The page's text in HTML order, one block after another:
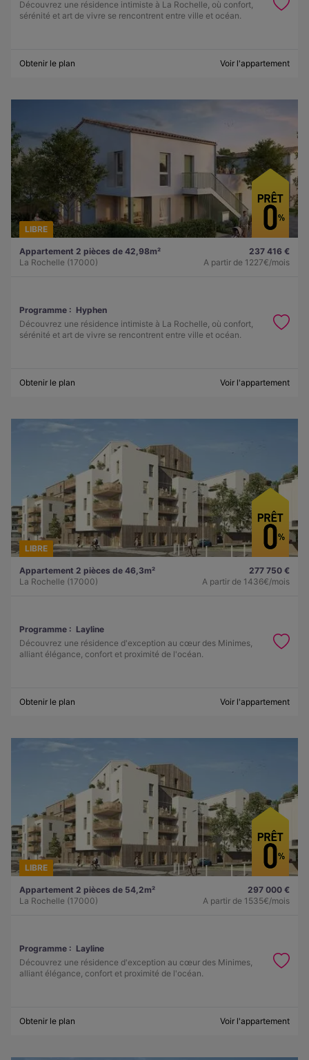
Découvrez une résidence intimiste à La Rochelle, où confort,
sérénité et art de vivre se rencontrent entre ville et océan.
Obtenir le plan Voir l'appartement
LIBRE
Appartement 2 pièces de 42,98m²
La Rochelle (17000)
237 416 €
A partir de 1227€/mois
Programme : Hyphen
Découvrez une résidence intimiste à La Rochelle, où confort,
sérénité et art de vivre se rencontrent entre ville et océan.
Obtenir le plan Voir l'appartement
LIBRE
Appartement 2 pièces de 46,3m²
La Rochelle (17000)
277 750 €
A partir de 1436€/mois
Programme : Layline
Découvrez une résidence d'exception au cœur des Minimes,
alliant élégance, confort et proximité de l'océan.
Obtenir le plan Voir l'appartement
LIBRE
Appartement 2 pièces de 54,2m²
La Rochelle (17000)
297 000 €
A partir de 1535€/mois
Programme : Layline
Découvrez une résidence d'exception au cœur des Minimes,
alliant élégance, confort et proximité de l'océan.
Obtenir le plan Voir l'appartement